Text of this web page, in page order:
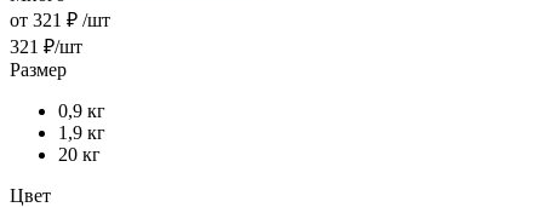
от 321 ₽ /шт
321 ₽/шт
Размер
0,9 кг
1,9 кг
20 кг
Цвет